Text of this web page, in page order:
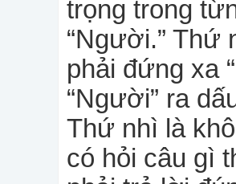
trọng trong
“Người.” Thứ
phải đứng xa
“Người” ra
Thứ nhì là
có hỏi câu gì